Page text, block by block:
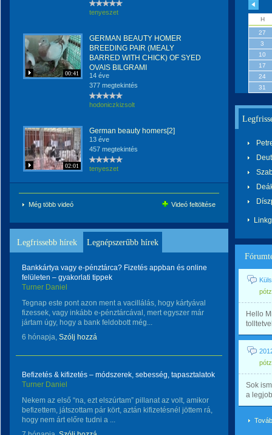
tenyeszet
00:41
GERMAN BEAUTY HOMER
BREEDING PAIR (MEALY
BARRED WITH CHICK) OF SYED
OVAIS BILGRAMI
14 éve
377 megtekintés
hodoniczkizsolt
02:01
German beauty homers[2]
13 éve
457 megtekintés
tenyeszet
Még több videó Videó feltöltése
Legfrissebb hírek Legnépszerűbb hírek
Bankkártya vagy e-pénztárca? Fizetés appban és online
felületen – gyakorlati tippek
Turner Daniel
Tegnap este pont azon ment a vacillálás, hogy kártyával
fizessek, vagy inkább e-pénztárcával, mert egyszer már
jártam úgy, hogy a bank feldobott még...
6 hónapja, Szólj hozzá
Befizetés & kifizetés – módszerek, sebesség, tapasztalatok
Turner Daniel
Nekem az első “na, ezt elszúrtam” pillanat az volt, amikor
befizettem, játszottam pár kört, aztán kifizetésnél jöttem rá,
hogy nem árt előre tudni a ...
H
27
3
10
17
24
31
Hello
Sok
a